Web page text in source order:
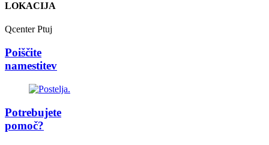
LOKACIJA
Qcenter Ptuj
Poiščite
namestitev
Potrebujete
pomoč?